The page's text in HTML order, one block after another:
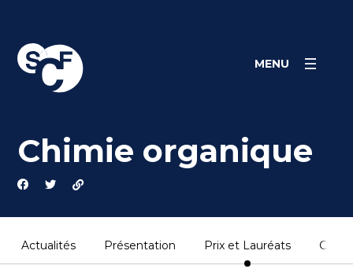
content
MENU
Chimie organique
Actualités Présentation Prix et Lauréats